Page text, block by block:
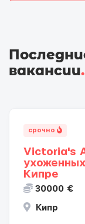
вакансии.
срочно
Victoria's
Кипре
30000 €
Кипр